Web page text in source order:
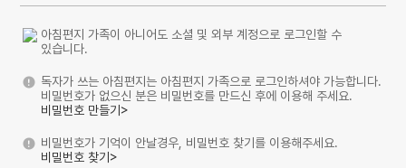
아침편지 가족이 아니어도 소셜 및 외부 계정으로 로그인할 수
있습니다.
독자가 쓰는 아침편지는 아침편지 가족으로 로그인하셔야 가능합니다.
비밀번호가 없으신 분은 비밀번호를 만드신 후에 이용해 주세요.
비밀번호 만들기>
비밀번호가 기억이 안날경우, 비밀번호 찾기를 이용해주세요.
비밀번호 찾기>